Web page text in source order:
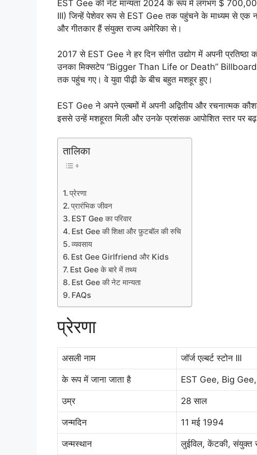
EST Gee की नेट मान्यता 2024 के रूप में लगभग $
III) जिन्हें पेशेवर रूप से EST Gee तक पहुंचने के माध्यम से एक
और गीतकार हैं संयुक्त राज्य अमेरिका से।
2017 से EST Gee ने हर दिन संगीत उद्योग में अपनी
उनका मिक्सटेप “Bigger Than Life or Death”
तक पहुंच गए। वे युवा पीढ़ी के बीच बहुत मशहूर हुए।
EST Gee ने अपने एल्बमों में अपनी अद्वितीय और रचनात्मक
इससे उन्हें मशहूरत मिली और उनके प्रशंसक आपोशित स्तर पर
तालिका
प्रेरणा
प्रारंभिक जीवन
EST Gee का परिवार
Est Gee की शिक्षा और फ़ुटबॉल की रुचि
व्यवसाय
Est Gee Girlfriend और Kids
Est Gee के बारे में तथ्य
Est Gee की नेट मान्यता
FAQs
प्रेरणा
असली नाम जॉर्ज एल्बर्ट स्टोन III
के रूप में जाना जाता है EST Gee, Big
उम्र 28 साल
जन्मदिन 11 मई 1994
जन्मस्थान लुईविल, केंटकी, संयुक्त